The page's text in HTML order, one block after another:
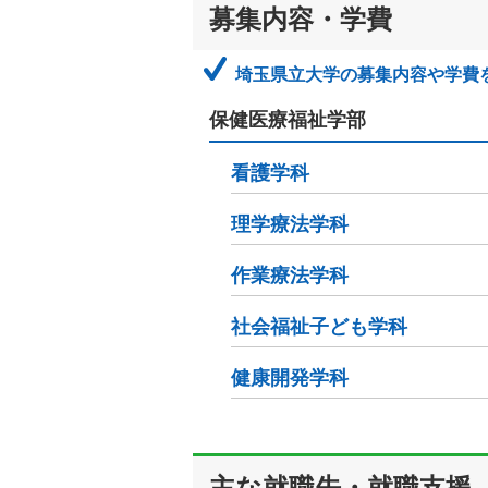
募集内容・学費
埼玉県立大学の募集内容や学費
保健医療福祉学部
看護学科
理学療法学科
作業療法学科
社会福祉子ども学科
健康開発学科